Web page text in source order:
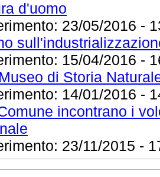
d'uomo
23/05/2016 -
15/04/2016 -
di Storia
14/01/2016 -
incontrano i
23/11/2015 -